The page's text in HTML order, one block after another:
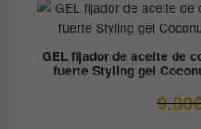
GEL fijador de aceite de
fuerte Styling gel
9.80